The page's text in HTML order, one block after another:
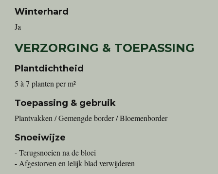
Winterhard
Ja
VERZORGING & TOEPASSING
Plantdichtheid
5 à 7 planten per m²
Toepassing & gebruik
Plantvakken / Gemengde border / Bloemenborder
Snoeiwijze
- Terugsnoeien na de bloei
- Afgestorven en lelijk blad verwijderen